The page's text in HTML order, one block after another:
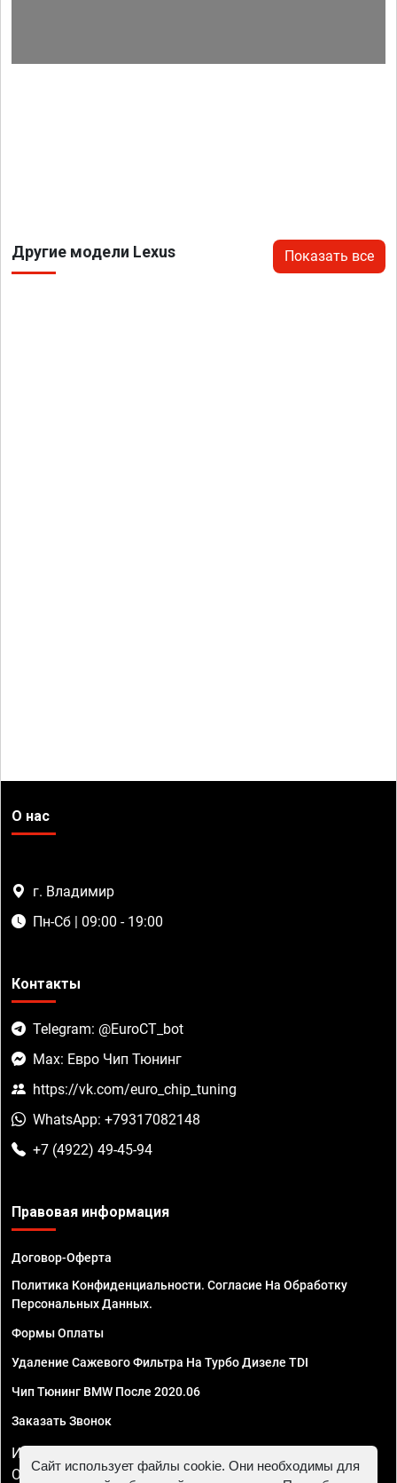
Другие модели Lexus Показать все
О нас
г. Владимир
Пн-Сб | 09:00 - 19:00
Контакты
Telegram: @EuroCT_bot
Max: Евро Чип Тюнинг
https://vk.com/euro_chip_tuning
WhatsApp: +79317082148
+7 (4922) 49-45-94
Правовая информация
Договор-Оферта
Политика Конфиденциальности. Согласие На Обработку
Персональных Данных.
Формы Оплаты
Удаление Сажевого Фильтра На Турбо Дизеле TDI
Чип Тюнинг BMW После 2020.06
Заказать Звонок
ИП Смирнов Георгий Павлович. ИНН 781302555843,
ОГРНИП 324470400032610
Сайт использует файлы cookie. Они необходимы для